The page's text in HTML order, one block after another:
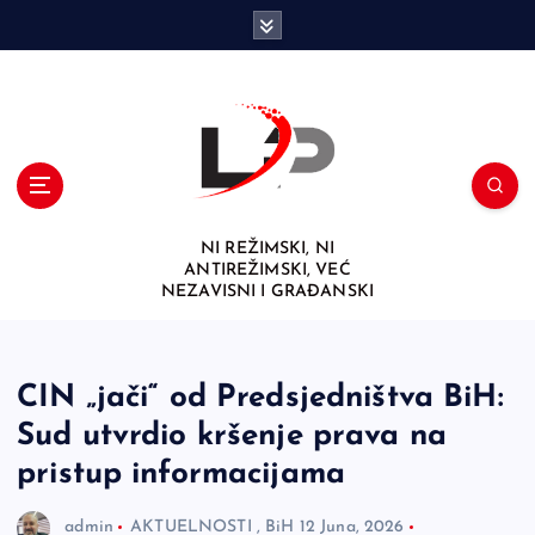
NI REŽIMSKI, NI
ANTIREŽIMSKI, VEĆ
NEZAVISNI I GRAĐANSKI
CIN „jači“ od Predsjedništva BiH:
Sud utvrdio kršenje prava na
pristup informacijama
admin AKTUELNOSTI , BiH 12 Juna, 2026